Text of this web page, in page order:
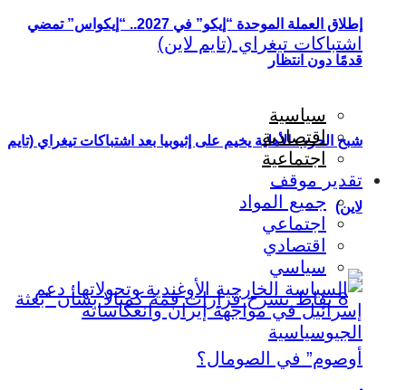
شبح الحرب الأهلية يخيم على إثيوبيا بعد اشتباكات تيغراي (تايم
لاين)
إطلاق العملة الموحدة “إيكو” في 2027.. “إيكواس” تمضي
قدمًا دون انتظار
سياسية
اقتصادية
اجتماعية
تقدير موقف
جميع المواد
اجتماعي
اقتصادي
سياسي